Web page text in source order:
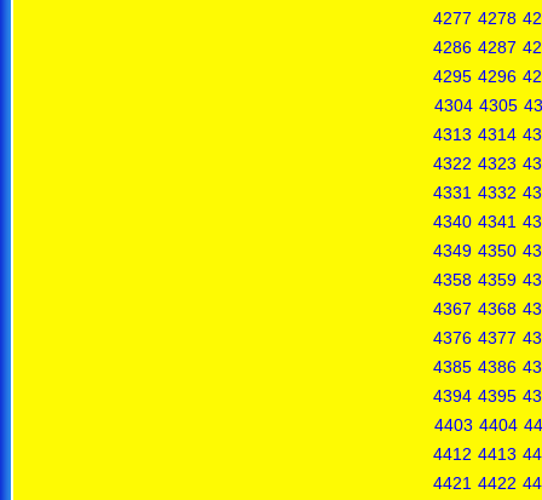
4277 4278
4286 4287
4295 4296
4304 4305
4313 4314
4322 4323
4331 4332
4340 4341
4349 4350
4358 4359
4367 4368
4376 4377
4385 4386
4394 4395
4403 4404
4412 4413
4421 4422